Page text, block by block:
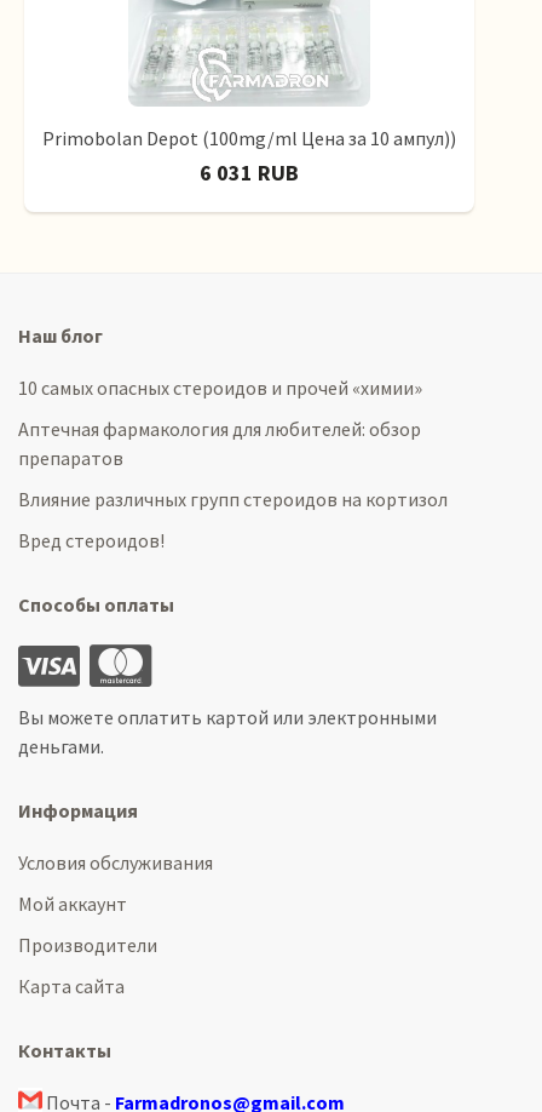
Primobolan Depot (100mg/ml Цена за 10 ампул))
6 031 RUB
Наш блог
10 самых опасных стероидов и прочей «химии»
Аптечная фармакология для любителей: обзор
препаратов
Влияние различных групп стероидов на кортизол
Вред стероидов!
Способы оплаты
Вы можете оплатить картой или электронными
деньгами.
Информация
Условия обслуживания
Мой аккаунт
Производители
Карта сайта
Контакты
Почта - Farmadronos@gmail.com